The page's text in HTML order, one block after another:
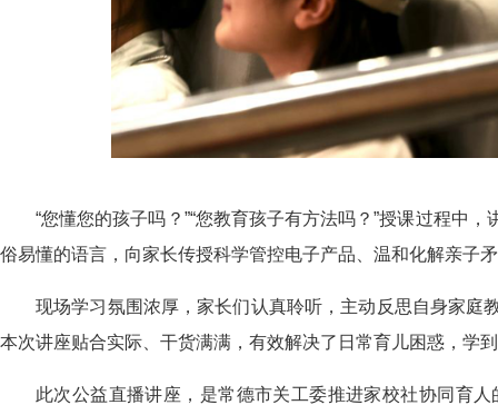
“您懂您的孩子吗？”“您教育孩子有方法吗？”授课过程中
俗易懂的语言，向家长传授科学管控电子产品、温和化解亲子
现场学习氛围浓厚，家长们认真聆听，主动反思自身家庭
本次讲座贴合实际、干货满满，有效解决了日常育儿困惑，学
此次公益直播讲座，是常德市关工委推进家校社协同育